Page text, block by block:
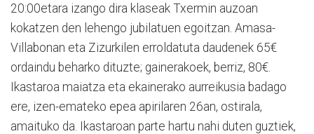
20:00etara izango dira klaseak Txermin auzoan
kokatzen den lehengo jubilatuen egoitzan. Amasa-
Villabonan eta Zizurkilen erroldatuta daudenek 65€
ordaindu beharko dituzte; gainerakoek, berriz, 80€.
Ikastaroa maiatza eta ekainerako aurreikusia badago
ere, izen-emateko epea apirilaren 26an, ostirala,
amaituko da. Ikastaroan parte hartu nahi duten guztiek,